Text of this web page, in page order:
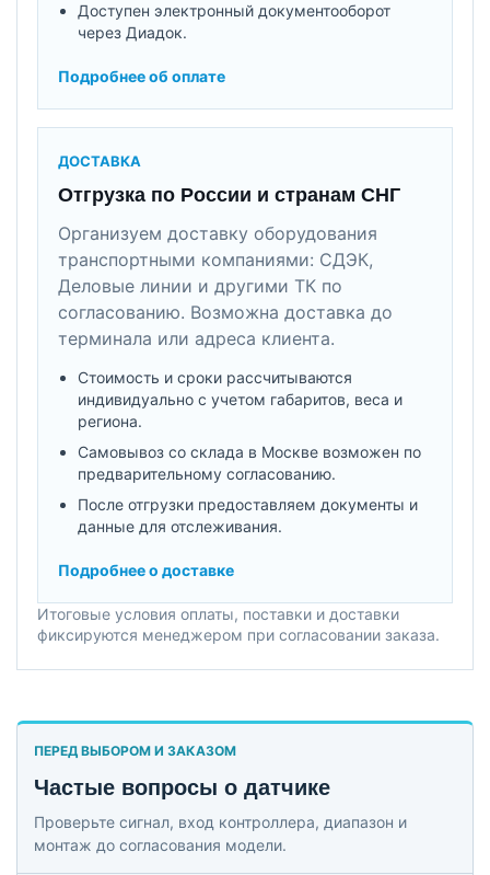
Доступен электронный документооборот
через Диадок.
Подробнее об оплате
ДОСТАВКА
Отгрузка по России и странам СНГ
Организуем доставку оборудования
транспортными компаниями: СДЭК,
Деловые линии и другими ТК по
согласованию. Возможна доставка до
терминала или адреса клиента.
Стоимость и сроки рассчитываются
индивидуально с учетом габаритов, веса и
региона.
Самовывоз со склада в Москве возможен по
предварительному согласованию.
После отгрузки предоставляем документы и
данные для отслеживания.
Подробнее о доставке
Итоговые условия оплаты, поставки и доставки
фиксируются менеджером при согласовании заказа.
ПЕРЕД ВЫБОРОМ И ЗАКАЗОМ
Частые вопросы о датчике
Проверьте сигнал, вход контроллера, диапазон и
монтаж до согласования модели.